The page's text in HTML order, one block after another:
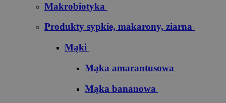
Makrobiotyka
Produkty sypkie, makarony, ziarna
Mąki
Mąka amarantusowa
Mąka bananowa